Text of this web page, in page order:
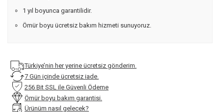
1 yıl boyunca garantilidir.
Ömür boyu ücretsiz bakım hizmeti sunuyoruz.
Türkiye’nin her yerine ücretsiz gönderim.
7 Gün içinde ücretsiz iade.
256 Bit SSL ile Güvenli Ödeme
Ömür boyu bakım garantisi.
Ürünüm nasıl gelecek?